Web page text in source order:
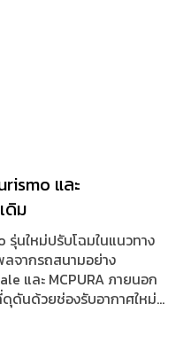
และ
ดิม
รุ่นใหม่ปรับโฉมในแนวทาง
จากรถสนามอย่าง
และ MCPURA ภายนอก
ดันด้วยช่องรับอากาศใหม่
วณ Boundary Layer และ
ยี CFD ช่วยลดแรงต้าน